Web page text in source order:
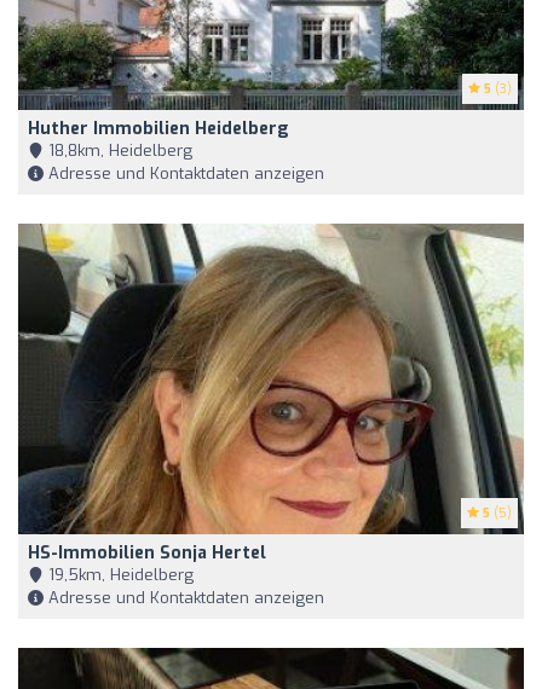
5 (3)
Huther Immobilien Heidelberg
18,8km, Heidelberg
Adresse und Kontaktdaten anzeigen
5 (5)
HS-Immobilien Sonja Hertel
19,5km, Heidelberg
Adresse und Kontaktdaten anzeigen